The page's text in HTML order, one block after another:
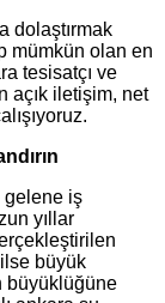
dolaştırmak
mümkün olan en
tesisatçı ve
açık iletişim, net
gelene iş
yıllar
büyük
büyüklüğüne